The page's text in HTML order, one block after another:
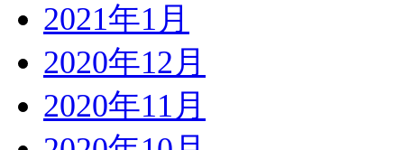
2021年1月
2020年12月
2020年11月